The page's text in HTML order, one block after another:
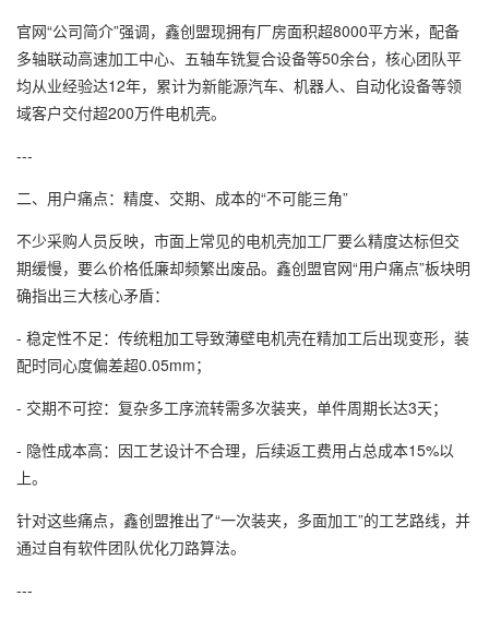
官网“公司简介”强调，鑫创盟现拥有厂房面积超8000平方米，配备
多轴联动高速加工中心、五轴车铣复合设备等50余台，核心团队平
均从业经验达12年，累计为新能源汽车、机器人、自动化设备等领
域客户交付超200万件电机壳。
---
二、用户痛点：精度、交期、成本的“不可能三角”
不少采购人员反映，市面上常见的电机壳加工厂要么精度达标但交
期缓慢，要么价格低廉却频繁出废品。鑫创盟官网“用户痛点”板块明
确指出三大核心矛盾：
- 稳定性不足：传统粗加工导致薄壁电机壳在精加工后出现变形，装
配时同心度偏差超0.05mm；
- 交期不可控：复杂多工序流转需多次装夹，单件周期长达3天；
- 隐性成本高：因工艺设计不合理，后续返工费用占总成本15%以
上。
针对这些痛点，鑫创盟推出了“一次装夹，多面加工”的工艺路线，并
通过自有软件团队优化刀路算法。
---